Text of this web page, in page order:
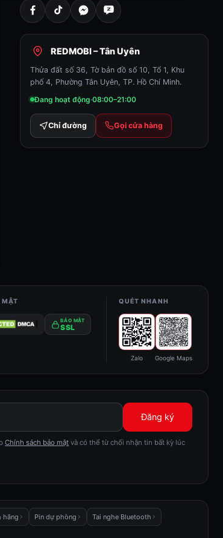
REDMOBI – Tân Uyên
Thửa đất số 36, Tờ bản đồ số 10, Tổ 1, Khu
phố 4, Phường Tân Uyên, TP. Hồ Chí Minh.
Đang hoạt động·08:00–21:00
Chỉ đường Gọi cửa hàng
MẬT
BẢO MẬT
SSL
QUÉT NHANH
Zalo Google Maps
Đăng ký
Chính sách bảo mật và có thể từ chối nhận tin bất kỳ lúc
hãng Pin dự phòng Tai nghe Bluetooth